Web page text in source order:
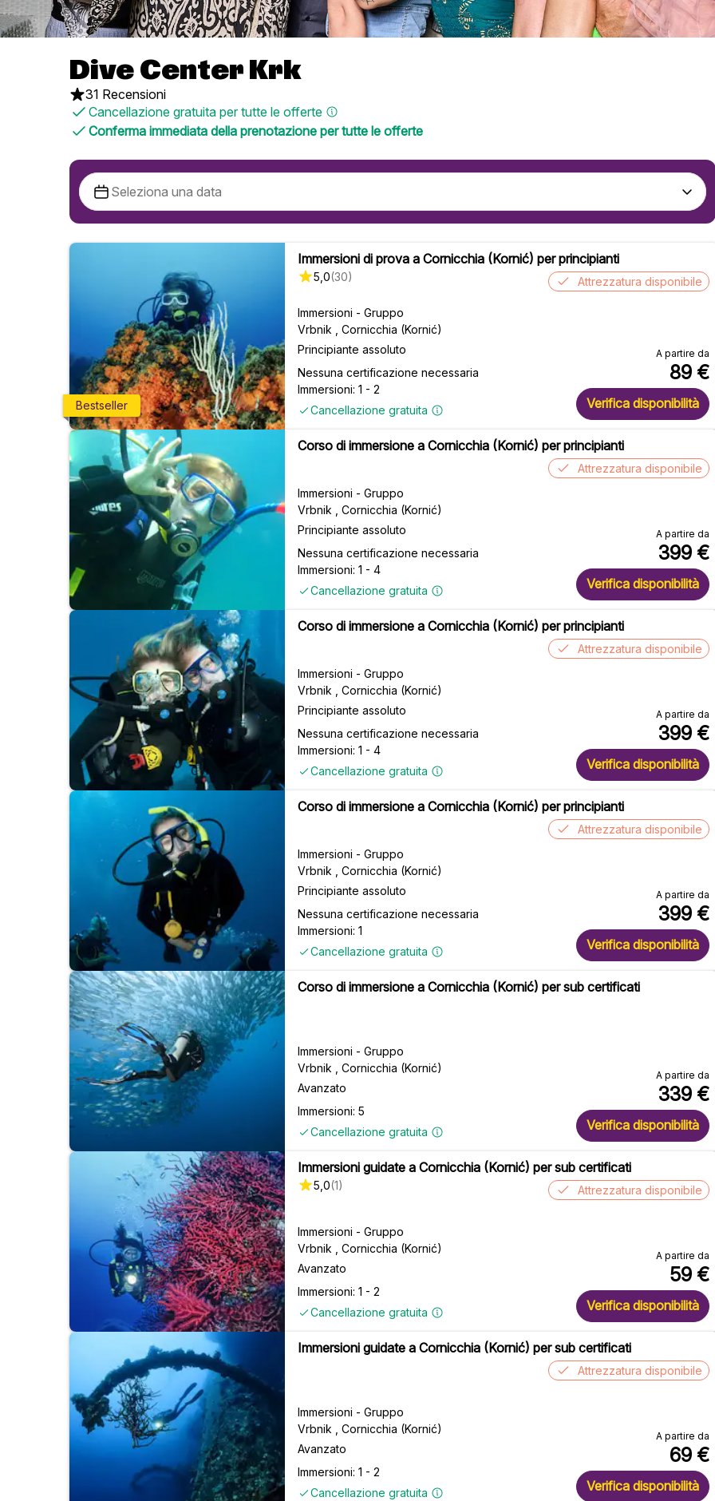
Dive Center Krk
31 Recensioni
Cancellazione gratuita per tutte le offerte
Conferma immediata della prenotazione per tutte le offerte
Bestseller
Immersioni di prova a Cornicchia (Kornić) per principianti
5,0(30)
Immersioni - Gruppo
Vrbnik , Cornicchia (Kornić)
Principiante assoluto
Nessuna certificazione necessaria
Immersioni: 1 - 2
Cancellazione gratuita
Attrezzatura disponibile
A partire da
89 €
Verifica disponibilità
Corso di immersione a Cornicchia (Kornić) per principianti
Immersioni - Gruppo
Vrbnik , Cornicchia (Kornić)
Principiante assoluto
Nessuna certificazione necessaria
Immersioni: 1 - 4
Cancellazione gratuita
Attrezzatura disponibile
A partire da
399 €
Verifica disponibilità
Corso di immersione a Cornicchia (Kornić) per principianti
Immersioni - Gruppo
Vrbnik , Cornicchia (Kornić)
Principiante assoluto
Nessuna certificazione necessaria
Immersioni: 1 - 4
Cancellazione gratuita
Attrezzatura disponibile
A partire da
399 €
Verifica disponibilità
Corso di immersione a Cornicchia (Kornić) per principianti
Immersioni - Gruppo
Vrbnik , Cornicchia (Kornić)
Principiante assoluto
Nessuna certificazione necessaria
Immersioni: 1
Cancellazione gratuita
Attrezzatura disponibile
A partire da
399 €
Verifica disponibilità
Corso di immersione a Cornicchia (Kornić) per sub certificati
Immersioni - Gruppo
Vrbnik , Cornicchia (Kornić)
Avanzato
Immersioni: 5
Cancellazione gratuita
A partire da
339 €
Verifica disponibilità
Immersioni guidate a Cornicchia (Kornić) per sub certificati
5,0(1)
Immersioni - Gruppo
Vrbnik , Cornicchia (Kornić)
Avanzato
Immersioni: 1 - 2
Cancellazione gratuita
Attrezzatura disponibile
A partire da
59 €
Verifica disponibilità
Immersioni guidate a Cornicchia (Kornić) per sub certificati
Immersioni - Gruppo
Vrbnik , Cornicchia (Kornić)
Avanzato
Immersioni: 1 - 2
Cancellazione gratuita
Attrezzatura disponibile
A partire da
69 €
Verifica disponibilità